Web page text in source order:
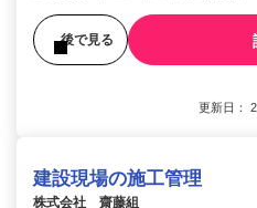
後で見る
更新日：
建設現場の施工管理
株式会社 齋藤組